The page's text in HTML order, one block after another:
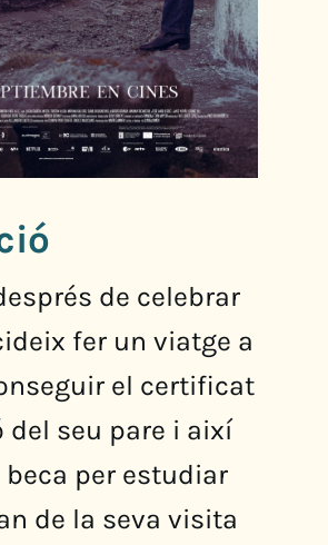
de celebrar
fer un viatge a
el certificat
del seu pare i així
per estudiar
de la seva visita